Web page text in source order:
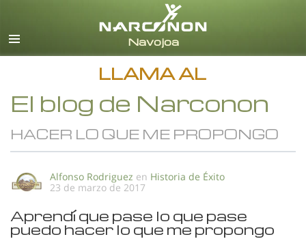
Español
Todas las Regiones/Idiomas
LLAMA AL
El blog de Narconon
HACER LO QUE ME PROPONGO
Alfonso Rodriguez en Historia de Éxito
23 de marzo de 2017
Aprendí que pase lo que pase
puedo hacer lo que me propongo